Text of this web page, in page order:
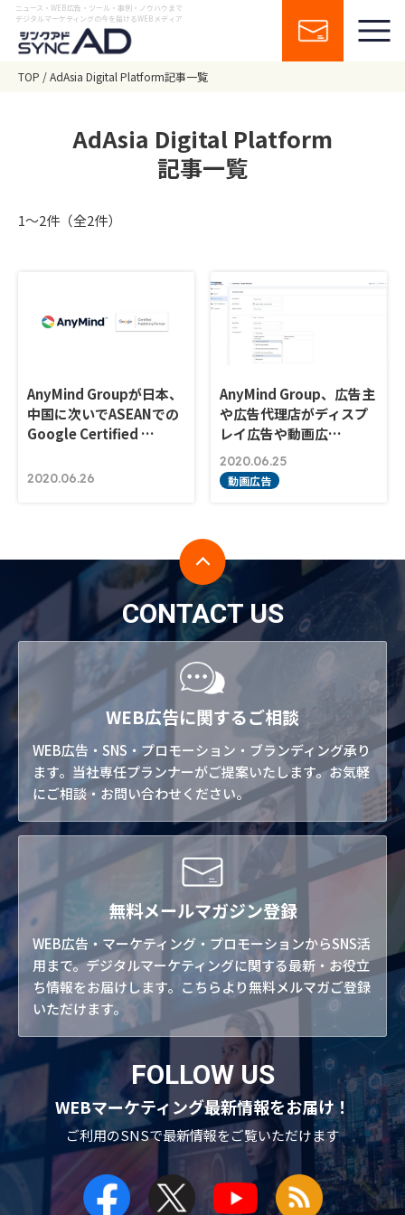
ニュース・WEB広告・ツール・事例・ノウハウまで
デジタルマーケティングの今を届けるWEBメディア
TOP AdAsia Digital Platform記事一覧
AdAsia Digital Platform
記事一覧
1〜2件（全2件）
AnyMind Groupが日本、
中国に次いでASEANでの
Google Certified …
2020.06.26
AnyMind Group、広告主
や広告代理店がディスプ
レイ広告や動画広…
2020.06.25
動画広告
CONTACT US
WEB広告に関するご相談
WEB広告・SNS・プロモーション・ブランディング承り
ます。当社専任プランナーがご提案いたします。お気軽
にご相談・お問い合わせください。
無料メールマガジン登録
WEB広告・マーケティング・プロモーションからSNS活
用まで。デジタルマーケティングに関する最新・お役立
ち情報をお届けします。こちらより無料メルマガご登録
いただけます。
FOLLOW US
WEBマーケティング最新情報をお届け！
ご利用のSNSで最新情報をご覧いただけます